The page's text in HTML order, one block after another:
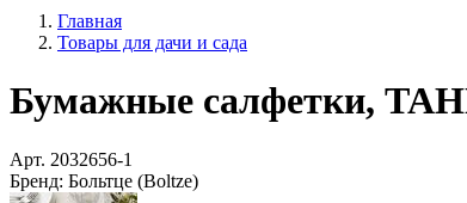
Главная
Товары для дачи и сада
Бумажные салфетки,
Арт. 2032656-1
Бренд: Больтце (Boltze)